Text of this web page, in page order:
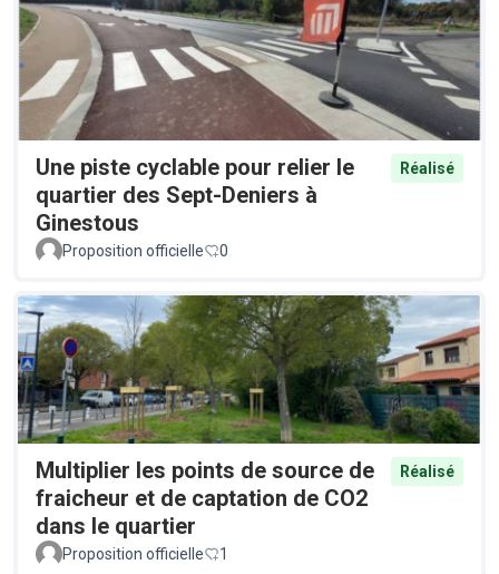
Une piste cyclable pour relier le
quartier des Sept-Deniers à
Ginestous
Réalisé
Proposition officielle 0
Multiplier les points de source de
fraicheur et de captation de CO2
dans le quartier
Réalisé
Proposition officielle 1